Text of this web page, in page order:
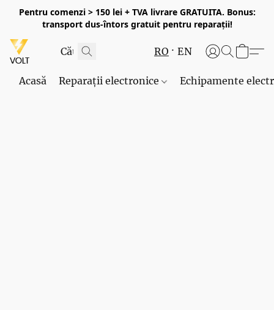
Pentru comenzi > 150 lei + TVA livrare GRATUITA. Bonus:
transport dus-întors gratuit pentru reparații!
RO EN
Acasă Reparații electronice Echipamente